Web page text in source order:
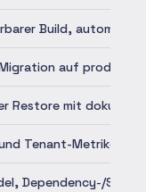
Build,
auf
Restore mit
Tenant-Metriken,
Dependency-/